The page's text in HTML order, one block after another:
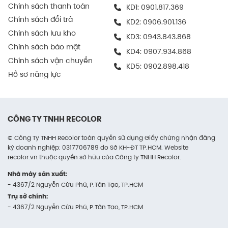
ra nhanh chóng, chính xác.
Trong ngành điện tử
Được nhiều doanh nghiệp sử dụng để chứa và
vận chuyển thiết bị điện tử, phụ kiện máy tính,
linh kiện kỹ thuật số…
Thùng giữ cho sản phẩm an toàn trong cả vận
chuyển nội bộ lẫn giao hàng cuối cùng.
Trong kinh doanh online
Thùng carton là lựa chọn lý tưởng cho các
shop online chuyên xử lý đơn hàng lớn hoặc
các đơn hàng combo.
Chính sách thanh toán
Chính sách đổi trả
Chính sách lưu kho
Chính sách bảo mật
Chính sách vận chuyển
Hồ sơ năng lực
KD1: 0901.817.369
KD2: 0906.901.136
KD3: 0943.843.868
KD4: 0907.934.868
KD5: 0902.898.418
CÔNG TY TNHH RECOLOR
© Công Ty TNHH Recolor toàn quyền sử dụng Giấy chứng nhận đăng
ký doanh nghiệp: 0317706789 do Sở KH-ĐT TP.HCM. Website
recolor.vn thuộc quyền sở hữu của Công ty TNHH Recolor.
Nhà máy sản xuất:
- 4367/2 Nguyễn Cửu Phú, P.Tân Tạo, TP.HCM
Trụ sở chính:
- 4367/2 Nguyễn Cửu Phú, P.Tân Tạo, TP.HCM